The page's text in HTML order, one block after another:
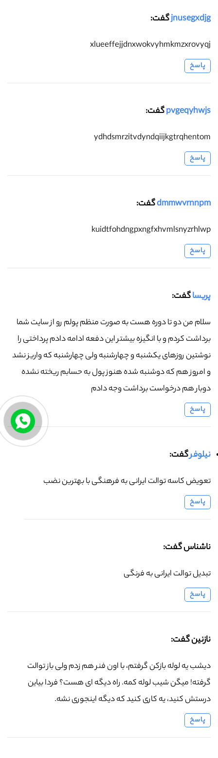
jnusegxdjgگفت:
xlueeffejjdnxwokvyhmkmzxrovyqj
پاسخ
pvgeqyhwjsگفت:
ydhdsmrzitvdyndqiijkgtrqhentom
پاسخ
dmmwvrnnpmگفت:
kuidtfohdngpxngfxhvmlsnyzrhlwp
پاسخ
پریساگفت:
سلام من دو تا دوره هست به صورت منظم پولم رو از سایت شما
برداشت کردم و با انگیزه بیشتر این دفعه ادامه دادم پرداختی را
نوشتین روزهای یکشنبه و چهارشنبه ولی چهارشنبه که واریز نشد
و امروز هم که دوشنبه شده هنوز پول به حسابم ریخته نشده
دوبار هم درخواست برداشت وجه دادم
پاسخ
نیلوفرگفت:
تعویض کاسه توالت ایرانی به فرهنگی با بهترین نضب
پاسخ
ناشناس گفت:
تبدیل توالت ایرانی به فرنگی
پاسخ
نازنین گفت:
دیشب یه لوله بازکن گرفتم، با اون فنر هم زدم ولی باز توالت
گرفته! میگن شیب لوله کمه. راه دیگه ای هست؟ فردا بیاین
درستش کنید، یه کاری کنید که دیگه اینجوری نشه.
پاسخ